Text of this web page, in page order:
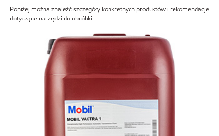
Poniżej można znaleźć szczegóły konkretnych produktów i rekomendacje
dotyczące narzędzi do obróbki.